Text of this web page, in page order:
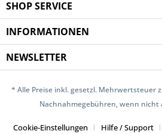
SHOP SERVICE
INFORMATIONEN
NEWSLETTER
* Alle Preise inkl. gesetzl. Mehrwertsteuer
Nachnahmegebühren, wenn nicht
Cookie-Einstellungen Hilfe / Support